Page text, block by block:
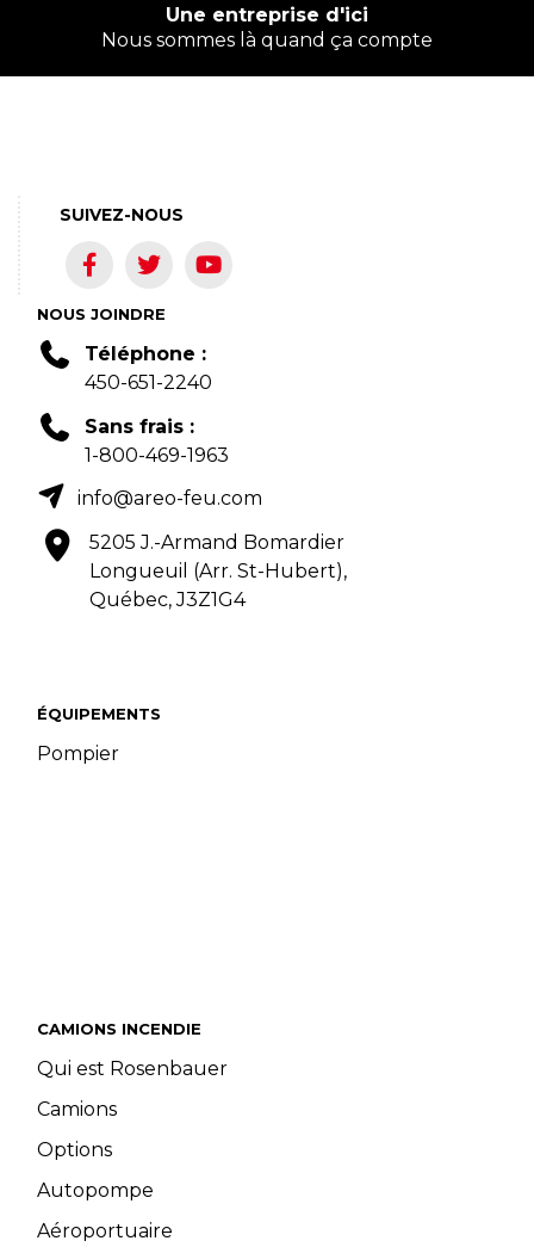
Une entreprise d'ici
Nous sommes là quand ça compte
ÉQUIPEMENTS
Pompier
CAMIONS INCENDIE
Qui est Rosenbauer
Camions
Options
Autopompe
Aéroportuaire
NOUS JOINDRE
Téléphone :
450-651-2240
Sans frais :
1-800-469-1963
info@areo-feu.com
5205 J.-Armand Bomardier
Longueuil (Arr. St-Hubert),
Québec, J3Z1G4
SUIVEZ-NOUS